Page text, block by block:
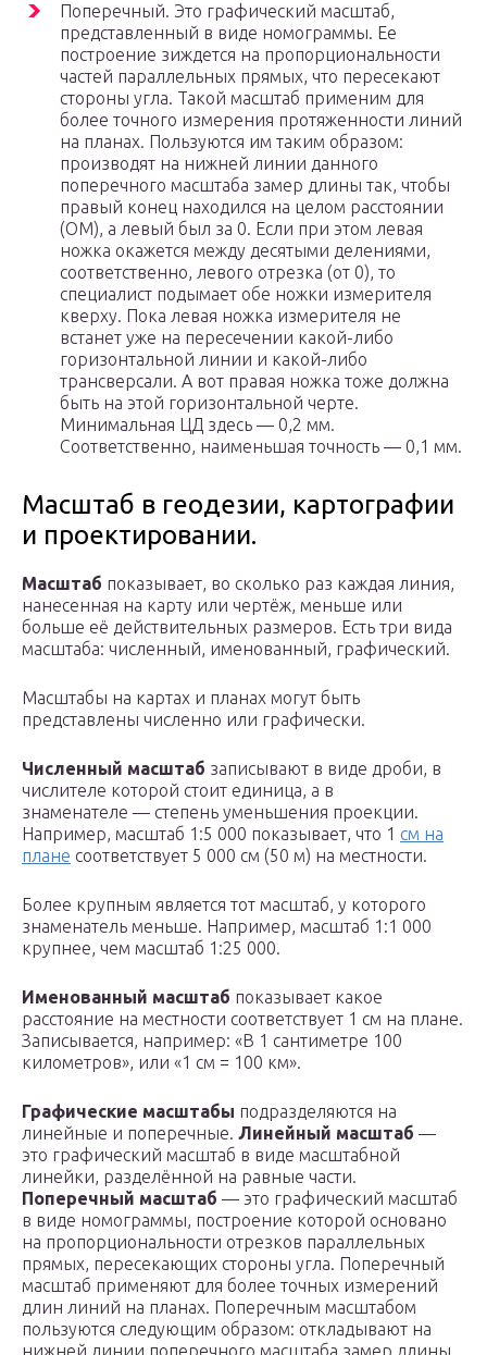
Поперечный. Это графический масштаб,
представленный в виде номограммы. Ее
построение зиждется на пропорциональности
частей параллельных прямых, что пересекают
стороны угла. Такой масштаб применим для
более точного измерения протяженности линий
на планах. Пользуются им таким образом:
производят на нижней линии данного
поперечного масштаба замер длины так, чтобы
правый конец находился на целом расстоянии
(ОМ), а левый был за 0. Если при этом левая
ножка окажется между десятыми делениями,
соответственно, левого отрезка (от 0), то
специалист подымает обе ножки измерителя
кверху. Пока левая ножка измерителя не
встанет уже на пересечении какой-либо
горизонтальной линии и какой-либо
трансверсали. А вот правая ножка тоже должна
быть на этой горизонтальной черте.
Минимальная ЦД здесь — 0,2 мм.
Соответственно, наименьшая точность — 0,1 мм.
Масштаб в геодезии, картографии
и проектировании.
Масштаб показывает, во сколько раз каждая линия,
нанесенная на карту или чертёж, меньше или
больше её действительных размеров. Есть три вида
масштаба: численный, именованный, графический.
Масштабы на картах и планах могут быть
представлены численно или графически.
Численный масштаб записывают в виде дроби, в
числителе которой стоит единица, а в
знаменателе — степень уменьшения проекции.
Например, масштаб 1:5 000 показывает, что 1 см на
плане соответствует 5 000 см (50 м) на местности.
Более крупным является тот масштаб, у которого
знаменатель меньше. Например, масштаб 1:1 000
крупнее, чем масштаб 1:25 000.
Именованный масштаб показывает какое
расстояние на местности соответствует 1 см на плане.
Записывается, например: «В 1 сантиметре 100
километров», или «1 см = 100 км».
Графические масштабы подразделяются на
линейные и поперечные. Линейный масштаб —
это графический масштаб в виде масштабной
линейки, разделённой на равные части.
Поперечный масштаб — это графический масштаб
в виде номограммы, построение которой основано
на пропорциональности отрезков параллельных
прямых, пересекающих стороны угла. Поперечный
масштаб применяют для более точных измерений
длин линий на планах. Поперечным масштабом
пользуются следующим образом: откладывают на
нижней линии поперечного масштаба замер длины